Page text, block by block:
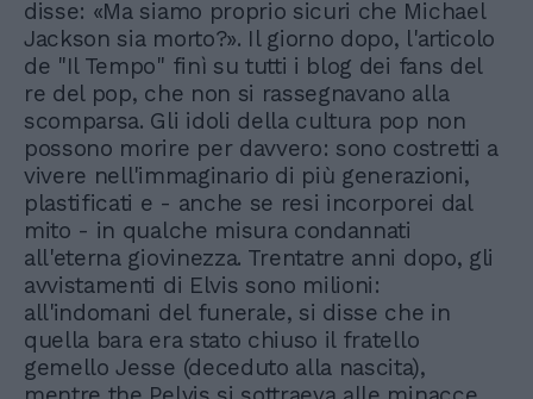
disse: «Ma siamo proprio sicuri che Michael
Jackson sia morto?». Il giorno dopo, l'articolo
de "Il Tempo" finì su tutti i blog dei fans del
re del pop, che non si rassegnavano alla
scomparsa. Gli idoli della cultura pop non
possono morire per davvero: sono costretti a
vivere nell'immaginario di più generazioni,
plastificati e - anche se resi incorporei dal
mito - in qualche misura condannati
all'eterna giovinezza. Trentatre anni dopo, gli
avvistamenti di Elvis sono milioni:
all'indomani del funerale, si disse che in
quella bara era stato chiuso il fratello
gemello Jesse (deceduto alla nascita),